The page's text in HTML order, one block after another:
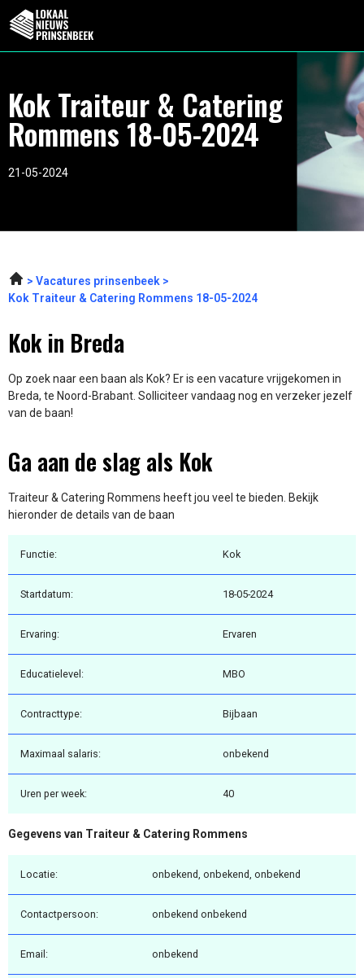
Kok Traiteur & Catering
Rommens 18-05-2024
21-05-2024
Vacatures prinsenbeek
Kok Traiteur & Catering Rommens 18-05-2024
Kok in Breda
Op zoek naar een baan als Kok? Er is een vacature vrijgekomen in
Breda, te Noord-Brabant. Solliciteer vandaag nog en verzeker jezelf
van de baan!
Ga aan de slag als Kok
Traiteur & Catering Rommens heeft jou veel te bieden. Bekijk
hieronder de details van de baan
Functie: Kok
Startdatum: 18-05-2024
Ervaring: Ervaren
Educatielevel: MBO
Contracttype: Bijbaan
Maximaal salaris: onbekend
Uren per week: 40
Gegevens van Traiteur & Catering Rommens
Locatie: onbekend, onbekend, onbekend
Contactpersoon: onbekend onbekend
Email: onbekend